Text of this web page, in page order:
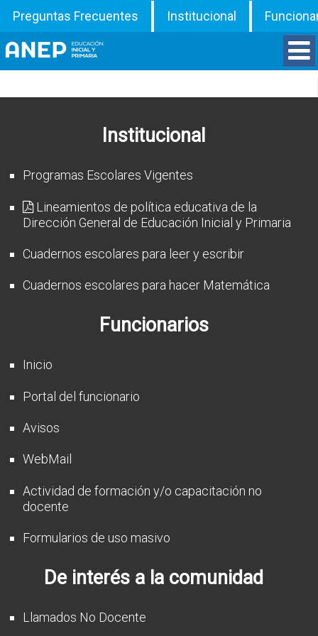
Preguntas Frecuentes Institucional
Inspecciones
Programas
Documentos
Noticias
Institucional
Programas Escolares Vigentes
Lineamientos de política educativa de la
Dirección General de Educación Inicial y Primaria
Cuadernos escolares para leer y escribir
Cuadernos escolares para hacer Matemática
Funcionarios
Inicio
Portal del funcionario
Avisos
WebMail
Actividad de formación y/o capacitación no
docente
Formularios de uso masivo
De interés a la comunidad
Llamados No Docente